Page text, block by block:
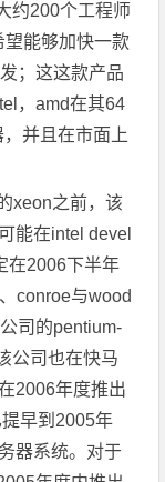
约200个工程师
能够加快一款
；这这款产品
，amd在其64
并且在市面上
xeon之前，该
能在intel devel
在2006下半年
conroe与wood
司的pentium-
公司也在快马
2006年度推出
早到2005年
器系统。对于